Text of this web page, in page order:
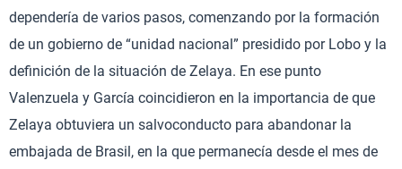
dependería de varios pasos, comenzando por la formación
de un gobierno de “unidad nacional” presidido por Lobo y la
definición de la situación de Zelaya. En ese punto
Valenzuela y García coincidieron en la importancia de que
Zelaya obtuviera un salvoconducto para abandonar la
embajada de Brasil, en la que permanecía desde el mes de